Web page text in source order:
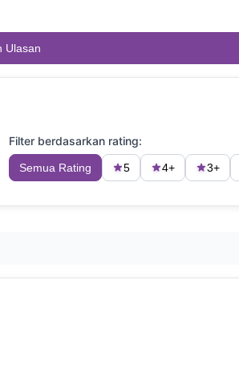
Ulasan
Filter berdasarkan rating:
Semua Rating 5 4+ 3+